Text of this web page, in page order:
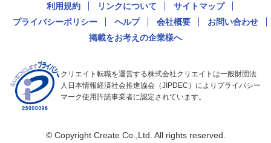
利用規約 リンクについて
サイトマップ
プライバシーポリシー
ヘルプ 会社概要
お問い合わせ
掲載をお考えの企業様へ
クリエイト転職を運営する株式会社クリエイトは一般財団法
人日本情報経済社会推進協会（JIPDEC）によりプライバシー
マーク使用許諾事業者に認定されています。
© Copyright Create Co.,Ltd. All rights reserved.